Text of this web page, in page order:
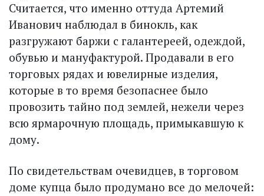
Считается, что именно оттуда Артемий
Иванович наблюдал в бинокль, как
разгружают баржи с галантереей, одеждой,
обувью и мануфактурой. Продавали в его
торговых рядах и ювелирные изделия,
которые в то время безопаснее было
провозить тайно под землей, нежели через
всю ярмарочную площадь, примыкавшую к
дому.
По свидетельствам очевидцев, в торговом
доме купца было продумано все до мелочей: